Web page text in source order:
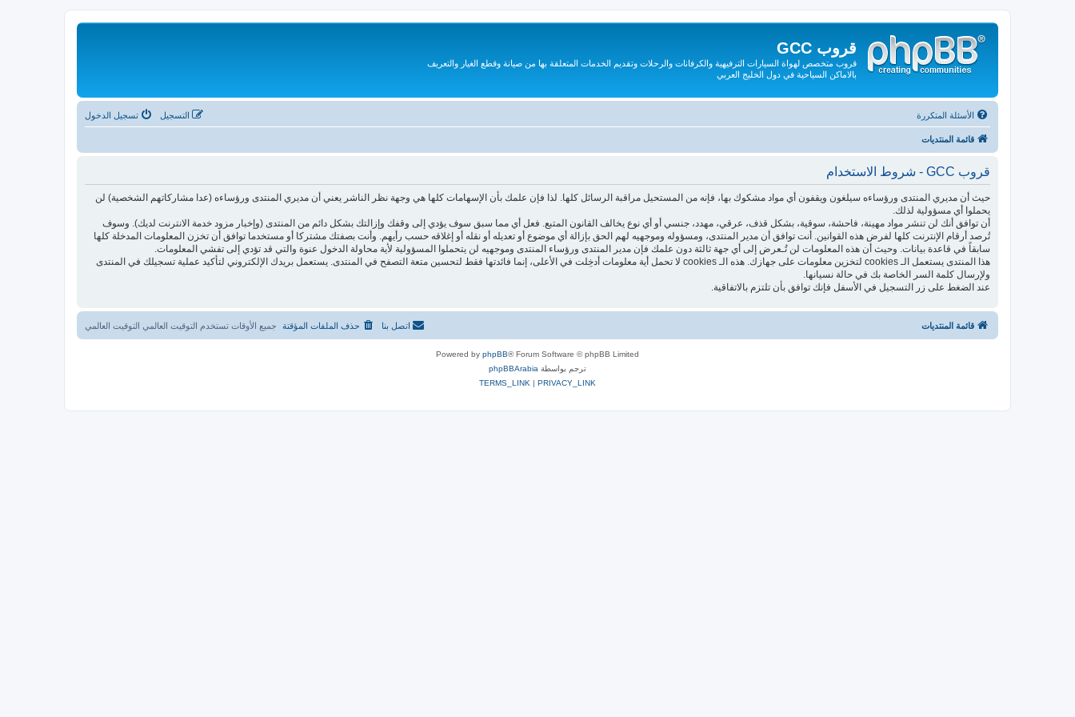
قروب GCC
قروب متخصص لهواة السيارات الترفيهية والكرفانات والرحلات وتقديم الخدمات المتعلقة بها من صيانة وقطع الغيار والتعريف
بالاماكن السياحية في دول الخليج العربي
الأسئلة المتكررة تسجيل الدخول التسجيل
قائمة المنتديات
قروب GCC - شروط الاستخدام
حيث أن مديري المنتدى ورؤساءه سيلغون ويقفون أي مواد مشكوك بها، فإنه من المستحيل مراقبة الرسائل كلها. لذا فإن علمك بأن الإسهامات كلها هي وجهة نظر الناشر يعني أن مديري المنتدى ورؤساءه (عدا مشاركاتهم الشخصية) لن
يحملوا أي مسؤولية لذلك.
أن توافق أنك لن تنشر مواد مهينة، فاحشة، سوقية، بشكل قذف، عرقي، مهدد، جنسي أو أي نوع يخالف القانون المتبع. فعل أي مما سبق سوف يؤدي إلى وقفك وإزالتك بشكل دائم من المنتدى (وإخبار مزود خدمة الانترنت لديك). وسوف
تُرصد أرقام الإنترنت كلها لفرض هذه القوانين. أنت توافق أن مدير المنتدى، ومسؤوله وموجهيه لهم الحق بإزالة أي موضوع أو تعديله أو نقله أو إغلاقه حسب رأيهم. وأنت بصفتك مشتركا أو مستخدما توافق أن تخزن المعلومات المدخلة كلها
سابقاً في قاعدة بيانات. وحيث أن هذه المعلومات لن تُـعرض إلى أي جهة ثالثة دون علمك فإن مدير المنتدى ورؤساء المنتدى وموجهيه لن يتحملوا المسؤولية لأية محاولة الدخول عنوة والتي قد تؤدي إلى تفشي المعلومات.
هذا المنتدى يستعمل الـ cookies لتخزين معلومات على جهازك. هذه الـ cookies لا تحمل أية معلومات أدخِلت في الأعلى، إنما فائدتها فقط لتحسين متعة التصفح في المنتدى. يستعمل بريدك الإلكتروني لتأكيد عملية تسجيلك في المنتدى
ولإرسال كلمة السر الخاصة بك في حالة نسيانها.
عند الضغط على زر التسجيل في الأسفل فإنك توافق بأن تلتزم بالاتفاقية.
قائمة المنتديات جميع الأوقات تستخدم التوقيت العالمي التوقيت العالمي حذف الملفات المؤقتة اتصل بنا
Powered by phpBB® Forum Software © phpBB Limited
ترجم بواسطة phpBBArabia
PRIVACY_LINK
|
TERMS_LINK